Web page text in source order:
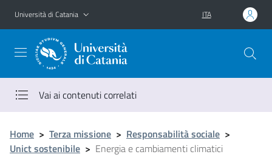
Vai al contenuto principale
Vai al menu di navigazione
Università di Catania ITA
Vai ai contenuti correlati
Home > Terza missione > Responsabilità sociale >
Unict sostenibile > Energia e cambiamenti climatici